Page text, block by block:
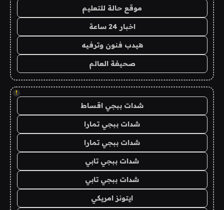
موقع حالة للتعليم
اخبار 24 ساعة
هيدب فنون وترفيه
صحيفة العالم
!
شدات ببجي اقساط
شدات ببجي تمارا
شدات ببجي تمارا
شدات ببجي تابي
شدات ببجي تابي
ايتونز امريكي